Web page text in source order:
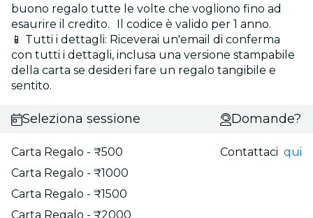
buono regalo tutte le volte che vogliono fino ad
esaurire il credito. Il codice è valido per 1 anno.
📱 Tutti i dettagli: Riceverai un'email di conferma
con tutti i dettagli, inclusa una versione stampabile
della carta se desideri fare un regalo tangibile e
sentito.
Seleziona sessione
Carta Regalo - ₹500
Carta Regalo - ₹1000
Carta Regalo - ₹1500
Carta Regalo - ₹2000
Domande?
Contattaci qui